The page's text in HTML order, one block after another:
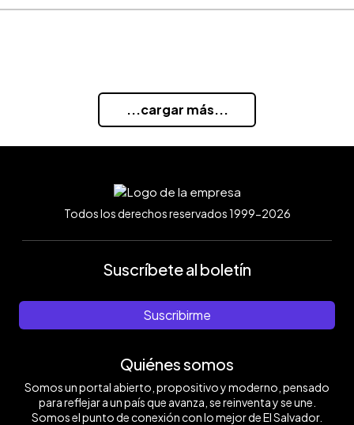
...cargar más...
Todos los derechos reservados 1999-2026
Suscríbete al boletín
Suscribirme
Quiénes somos
Somos un portal abierto, propositivo y moderno, pensado
para reflejar a un país que avanza, se reinventa y se une.
Somos el punto de conexión con lo mejor de El Salvador.